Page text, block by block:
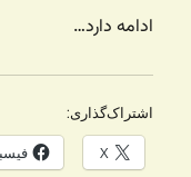
ادامه دارد…
اشتراک‌گذاری:
X